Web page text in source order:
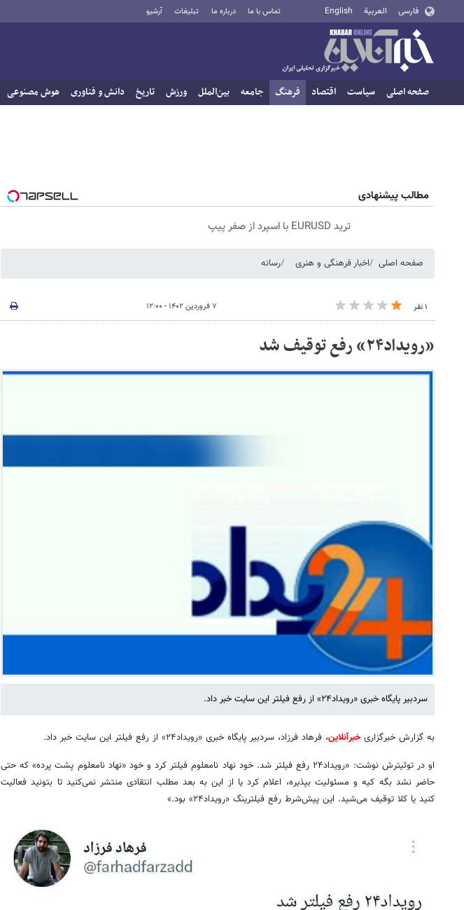
فارسی العربية English تماس با ما درباره ما تبلیغات آرشیو
صفحه اصلی سیاست اقتصاد فرهنگ جامعه بین‌الملل ورزش تاریخ دانش و فناوری هوش مصنوعی
مطالب پیشنهادی
ترید EURUSD با اسپرد از صفر پیپ
صفحه اصلی اخبار فرهنگی و هنری رسانه
۱ نفر ۷ فروردین ۱۴۰۲ - ۱۲:۰۰
«رویداد۲۴» رفع توقیف شد
سردبیر پایگاه خبری «رویداد۲۴» از رفع فیلتر این سایت خبر داد.
به گزارش خبرگزاریخبرآنلاین، فرهاد فرزاد، سردبیر پایگاه خبری «رویداد۲۴» از رفع فیلتر این سایت خبر داد.
او در توئیترش نوشت: «رویداد۲۴ رفع فیلتر شد. خود نهاد نامعلوم فیلتر کرد و خود «نهاد نامعلوم پشت پرده» که حتی
حاضر نشد بگه کیه و مسئولیت بپذیره، اعلام کرد یا از این به بعد مطلب انتقادی منتشر نمی‌کنید تا بتونید فعالیت
کنید یا کلا توقیف می‌شید. این پیش‌شرط رفع فیلترینگ «رویداد۲۴» بود.»